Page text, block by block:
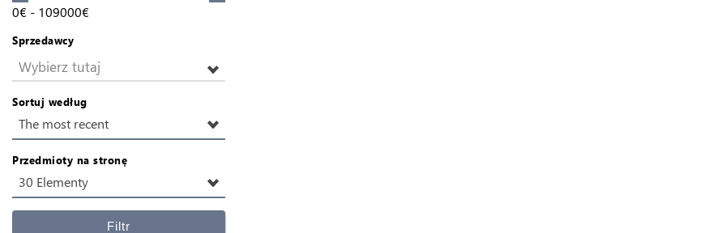
0€ - 109000€
Sprzedawcy
Wybierz tutaj
Sortuj według
The most recent
Przedmioty na stronę
30 Elementy
Filtr